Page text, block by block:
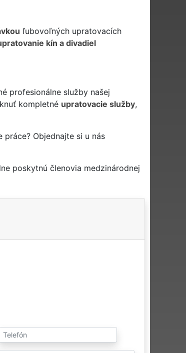
ľubovoľných upratovacích
kín a divadiel
profesionálne služby našej
kompletné upratovacie služby,
Objednajte si u nás
poskytnú členovia medzinárodnej